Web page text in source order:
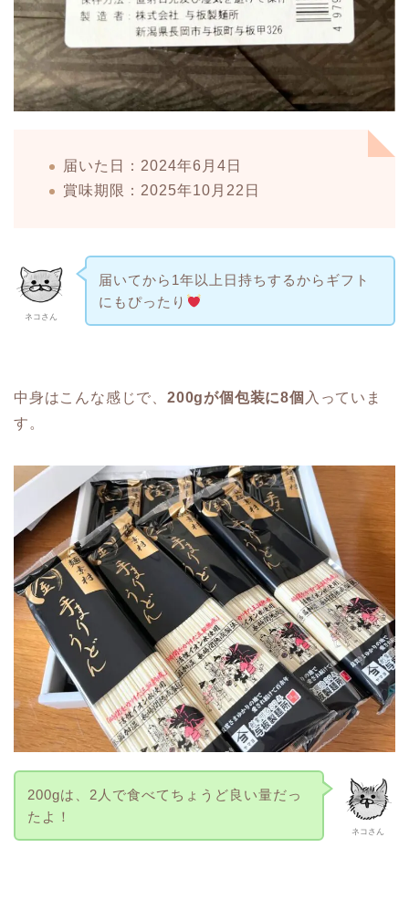
届いた日：2024年6月4日
賞味期限：2025年10月22日
ネコさん
届いてから1年以上日持ちするからギフト
にもぴったり
中身はこんな感じで、 200gが個包装に8個 入っていま
す。
ネコさん
200gは、2人で食べてちょうど良い量だっ
たよ！